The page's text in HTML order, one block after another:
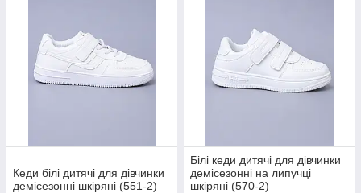
Кеди білі дитячі для дівчинки
демісезонні шкіряні (551-2)
Білі кеди дитячі для дівчинки
демісезонні на липучці
шкіряні (570-2)